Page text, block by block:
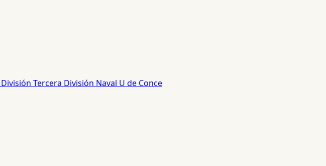
Tercera División Naval U de Conce